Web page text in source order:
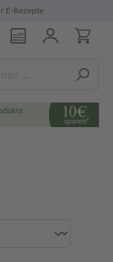
E-Rezepte